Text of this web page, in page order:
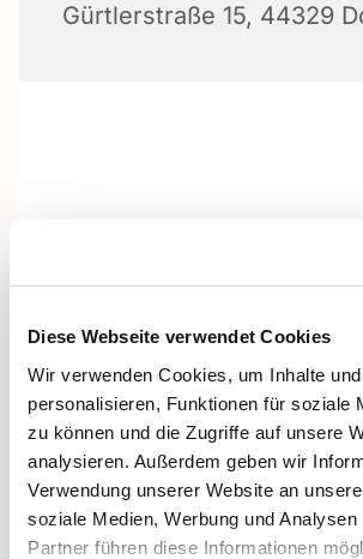
Diese Webseite verwendet Cookies
Wir verwenden Cookies, um Inhalte
personalisieren, Funktionen für soziale
zu können und die Zugriffe auf unsere
analysieren. Außerdem geben wir
Verwendung unserer Website an
soziale Medien, Werbung und
Partner führen diese Informationen
Gürtlerstraße 15, 44329